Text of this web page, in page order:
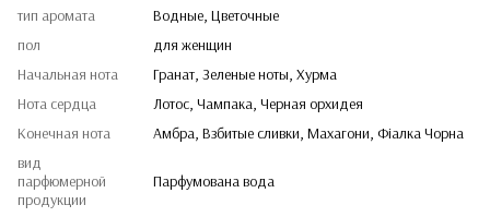
тип аромата
Водные, Цветочные
пол
для женщин
Начальная нота
Гранат, Зеленые ноты, Хурма
Нота сердца
Лотос, Чампака, Черная орхидея
Конечная нота
Амбра, Взбитые сливки, Махагони, Фіалка Чорна
вид
парфюмерной
продукции
Парфумована вода